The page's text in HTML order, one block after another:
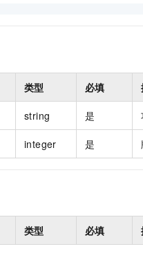
类型 必填
string 是
integer 是
类型 必填